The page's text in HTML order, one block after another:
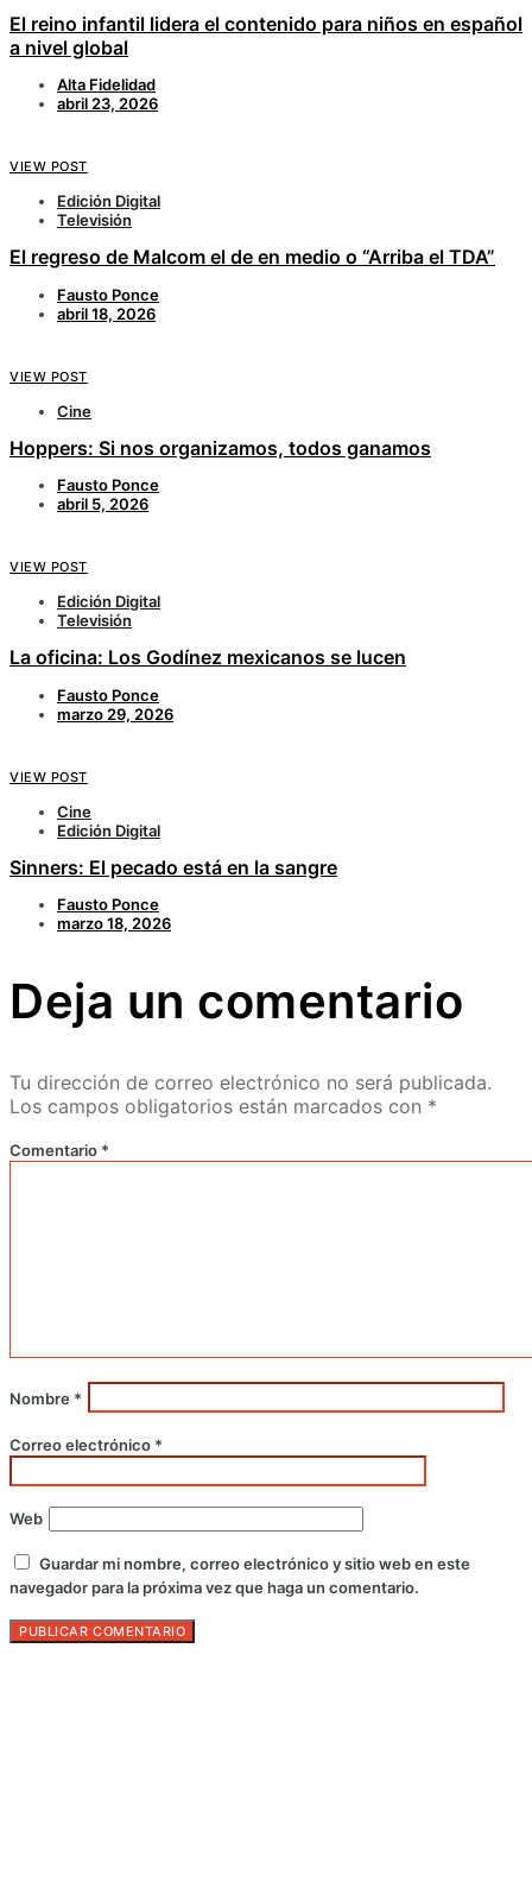
El reino infantil lidera el contenido para niños en español
a nivel global
Alta Fidelidad
abril 23, 2026
VIEW POST
Edición Digital
Televisión
El regreso de Malcom el de en medio o “Arriba el TDA”
Fausto Ponce
abril 18, 2026
VIEW POST
Cine
Hoppers: Si nos organizamos, todos ganamos
Fausto Ponce
abril 5, 2026
VIEW POST
Edición Digital
Televisión
La oficina: Los Godínez mexicanos se lucen
Fausto Ponce
marzo 29, 2026
VIEW POST
Cine
Edición Digital
Sinners: El pecado está en la sangre
Fausto Ponce
marzo 18, 2026
Deja un comentario
Tu dirección de correo electrónico no será publicada.
Los campos obligatorios están marcados con *
Comentario *
Nombre *
Correo electrónico *
Web
Guardar mi nombre, correo electrónico y sitio web en este
navegador para la próxima vez que haga un comentario.